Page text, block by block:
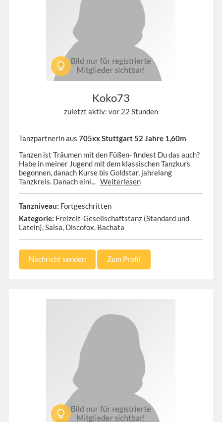
Koko73
zuletzt aktiv: vor 22 Stunden
Tanzpartnerin aus 705xx Stuttgart 52 Jahre 1,60m
Tanzen ist Träumen mit den Füßen- findest Du das auch?
Habe in meiner Jugend mit dem klassischen Tanzkurs
begonnen, danach Kurse bis Goldstar, jahrelang
Tanzkreis. Danach eini... Weiterlesen
Tanzniveau: Fortgeschritten
Kategorie: Freizeit-Gesellschaftstanz (Standard und
Latein), Salsa, Discofox, Bachata
Nachricht senden Zum Profil